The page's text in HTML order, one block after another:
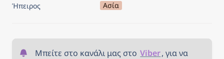
Ήπειρος Ασία
Μπείτε στο κανάλι μας στο Viber, για να